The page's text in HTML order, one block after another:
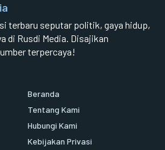
terbaru seputar politik, gaya hidup,
di Rusdi Media. Disajikan
terpercaya!
Beranda
Tentang Kami
Hubungi Kami
Kebijakan Privasi